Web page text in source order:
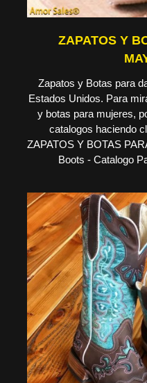
ZAPATOS Y
Zapatos y Botas para
Estados Unidos. Para
y botas para mujeres,
catalogos haciendo
ZAPATOS Y BOTAS
Boots - Catalogo